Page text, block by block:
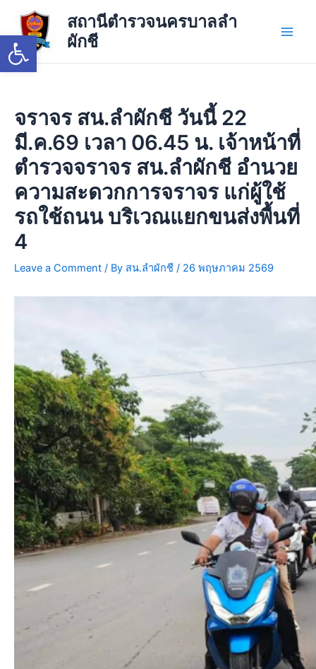
Open toolbar
content
สถานีตำรวจนครบาลลำ
ผักชี
จราจร สน.ลำผักชี วันนี้ 22
มี.ค.69 เวลา 06.45 น. เจ้าหน้าที่
ตำรวจจราจร สน.ลำผักชี อำนวย
ความสะดวกการจราจร แก่ผู้ใช้
รถใช้ถนน บริเวณแยกขนส่งพื้นที่
4
Leave a Comment / By สน.ลำผักชี / 26 พฤษภาคม 2569